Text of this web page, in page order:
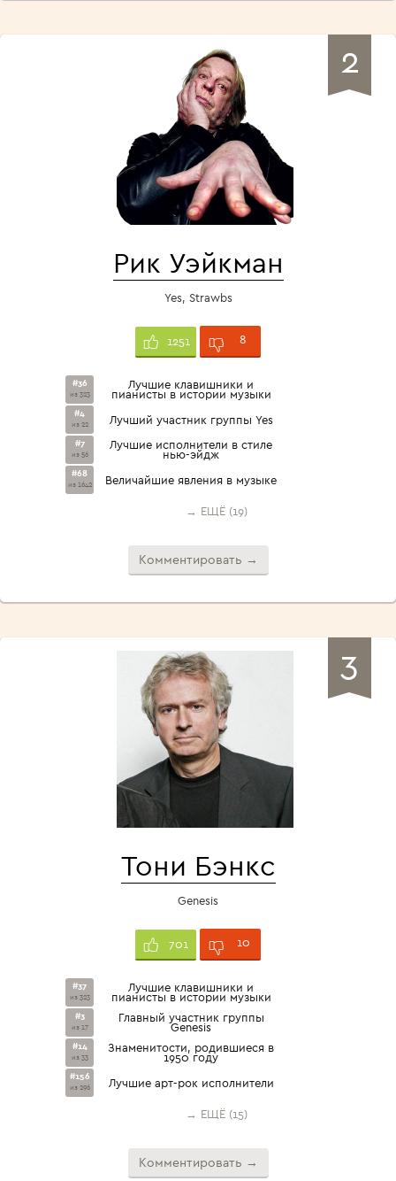
2
Рик Уэйкман
Yes, Strawbs
1251 8
#36
из 323
Лучшие клавишники и
пианисты в истории музыки
#4
из 22 Лучший участник группы Yes
#7
из 56
Лучшие исполнители в стиле
нью-эйдж
#68
из 1642 Величайшие явления в музыке
→ ЕЩЁ (19)
Комментировать →
3
Тони Бэнкс
Genesis
701 10
#37
из 323
Лучшие клавишники и
пианисты в истории музыки
#3
из 17
Главный участник группы
Genesis
#14
из 33
Знаменитости, родившиеся в
1950 году
#156
из 296 Лучшие арт-рок исполнители
→ ЕЩЁ (15)
Комментировать →